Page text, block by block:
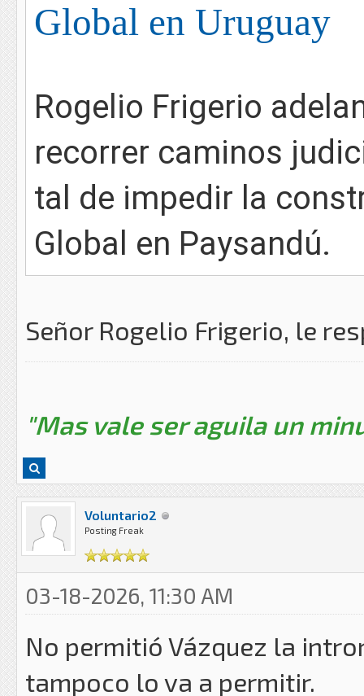
Global en Uruguay
Rogelio Frigerio
recorrer caminos
tal de impedir la
Global en Paysandú.
Señor Rogelio Frigerio, le
"Mas vale ser aguila un
Voluntario2
Posting Freak
03-18-2026, 11:30 AM
No permitió Vázquez la
tampoco lo va a permitir.